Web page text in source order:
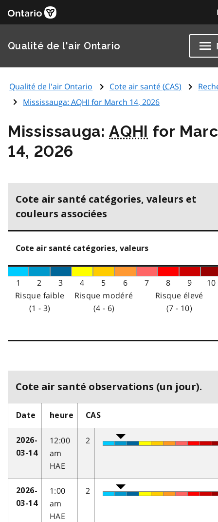
Qualité de l'air Ontario
Qualité de l'air Ontario Cote air santé (CAS)
Mississauga:AQHI for March 14, 2026
Mississauga:AQHI for
14, 2026
Cote air santé catégories, valeurs et
couleurs associées
Cote air santé catégories, valeurs
1 2 3 4 5 6 7 8 9
10
Risque faible
(1 - 3)
Risque modéré
(4 - 6)
Risque élevé
(7 - 10)
Cote air santé observations (un jour).
Date heure CAS
2026-
03-14
12:00
am
HAE
2
2026-
03-14
1:00
am
HAE
2